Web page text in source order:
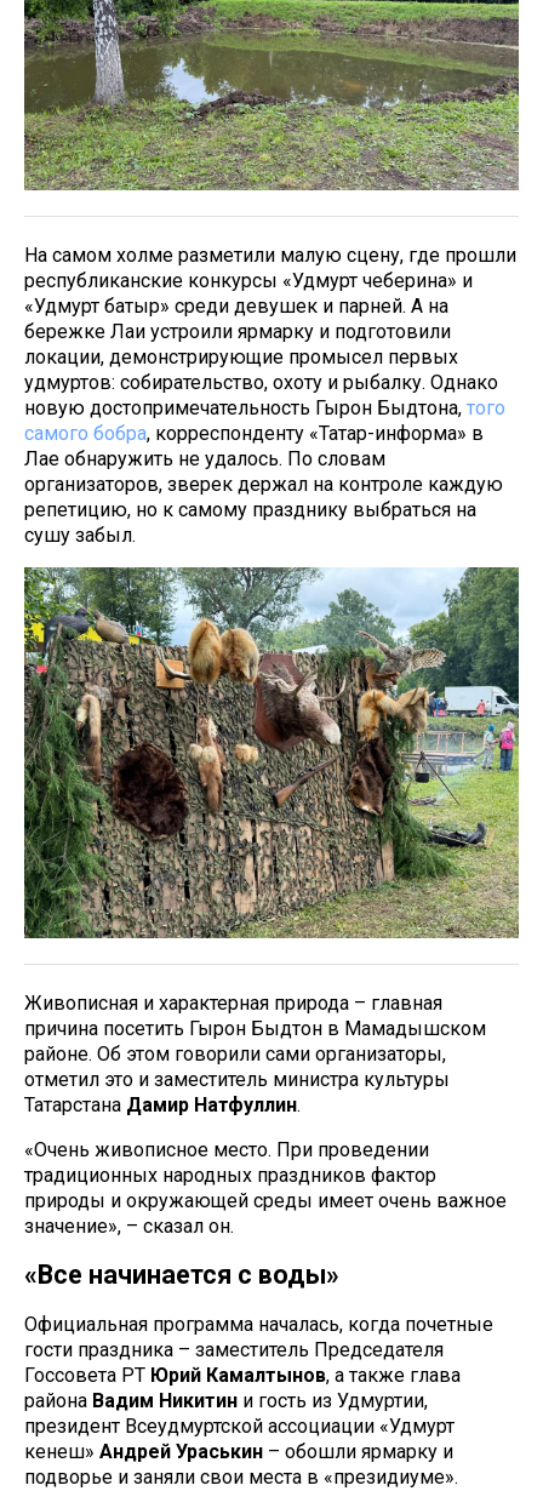
На самом холме разметили малую сцену, где прошли
республиканские конкурсы «Удмурт чеберина» и
«Удмурт батыр» среди девушек и парней. А на
бережке Лаи устроили ярмарку и подготовили
локации, демонстрирующие промысел первых
удмуртов: собирательство, охоту и рыбалку. Однако
новую достопримечательность Гырон Быдтона, того
самого бобра, корреспонденту «Татар-информа» в
Лае обнаружить не удалось. По словам
организаторов, зверек держал на контроле каждую
репетицию, но к самому празднику выбраться на
сушу забыл.
Живописная и характерная природа – главная
причина посетить Гырон Быдтон в Мамадышском
районе. Об этом говорили сами организаторы,
отметил это и заместитель министра культуры
Татарстана Дамир Натфуллин.
«Очень живописное место. При проведении
традиционных народных праздников фактор
природы и окружающей среды имеет очень важное
значение», – сказал он.
«Все начинается с воды»
Официальная программа началась, когда почетные
гости праздника – заместитель Председателя
Госсовета РТ Юрий Камалтынов, а также глава
района Вадим Никитин и гость из Удмуртии,
президент Всеудмуртской ассоциации «Удмурт
кенеш» Андрей Ураськин – обошли ярмарку и
подворье и заняли свои места в «президиуме».